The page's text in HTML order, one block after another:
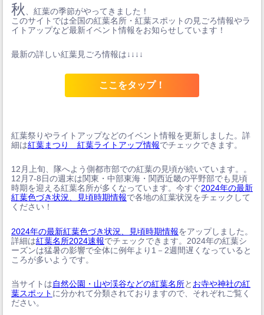
秋
、紅葉の季節がやってきました！
このサイトでは全国の紅葉名所・紅葉スポットの見ごろ情報やラ
イトアップなど最新イベント情報をお知らせしています！
最新の詳しい紅葉見ごろ情報は↓↓↓↓
ここをタップ！
紅葉祭りやライトアップなどのイベント情報を更新しました。詳
細は紅葉まつり 紅葉ライトアップ情報でチェックできます。
12月上旬、隊へよう側都市部での紅葉の見頃が続いています。。
12月7-8日の週末は関東・中部東海・関西近畿の平野部でも見頃
時期を迎える紅葉名所が多くなっています。今すぐ2024年の最新
紅葉色づき状況、見頃時期情報で各地の紅葉状況をチェックして
ください！
2024年の最新紅葉色づき状況、見頃時期情報をアップしました。
詳細は紅葉名所2024速報でチェックできます。2024年の紅葉シ
ーズンは猛暑の影響で全体に例年より1－2週間遅くなっていると
ころが多いようです。
当サイトは自然公園・山や渓谷などの紅葉名所と お寺や神社の紅
葉スポット に分かれて分類されておりますので、それぞれご覧く
ださい。